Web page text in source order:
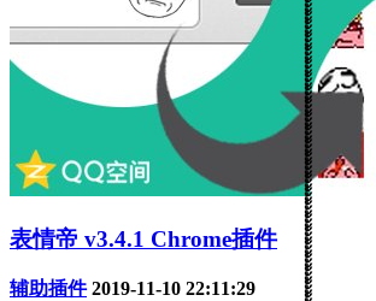
表情帝 v3.4.1 Chrome插件
辅助插件 2019-11-10 22:11:29